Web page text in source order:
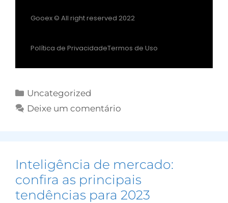
Gooex © All right reserved 2022
Política de PrivacidadeTermos de Uso
Uncategorized
Deixe um comentário
Inteligência de mercado:
confira as principais
tendências para 2023